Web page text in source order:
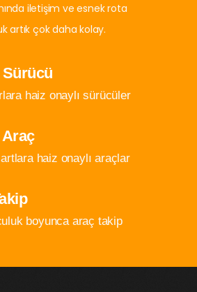
iletişim ve esnek rota
artık çok daha kolay.
Sürücü
haiz onaylı sürücüler
Araç
haiz onaylı araçlar
boyunca araç takip